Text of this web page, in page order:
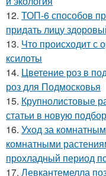
12. ТОП-6 способов
придать лицу
13. Что происходит с
ксилоты
14. Цветение роз в
роз для Подмосковья
15. Крупнолистовые
статьи в новую
16. Уход за
комнатными
прохладный период
17. Левкантемелла